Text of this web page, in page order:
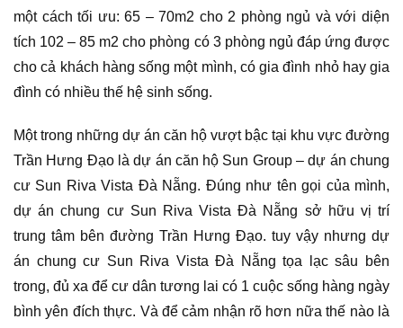
một cách tối ưu: 65 – 70m2 cho 2 phòng ngủ và với diện
tích 102 – 85 m2 cho phòng có 3 phòng ngủ đáp ứng được
cho cả khách hàng sống một mình, có gia đình nhỏ hay gia
đình có nhiều thế hệ sinh sống.
Một trong những dự án căn hộ vượt bậc tại khu vực đường
Trần Hưng Đạo là dự án căn hộ Sun Group – dự án chung
cư Sun Riva Vista Đà Nẵng. Đúng như tên gọi của mình,
dự án chung cư Sun Riva Vista Đà Nẵng sở hữu vị trí
trung tâm bên đường Trần Hưng Đạo. tuy vậy nhưng dự
án chung cư Sun Riva Vista Đà Nẵng tọa lạc sâu bên
trong, đủ xa để cư dân tương lai có 1 cuộc sống hàng ngày
bình yên đích thực. Và để cảm nhận rõ hơn nữa thế nào là